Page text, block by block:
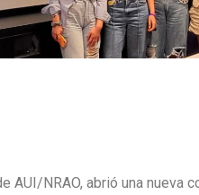
AUI/NRAO, abrió una nueva